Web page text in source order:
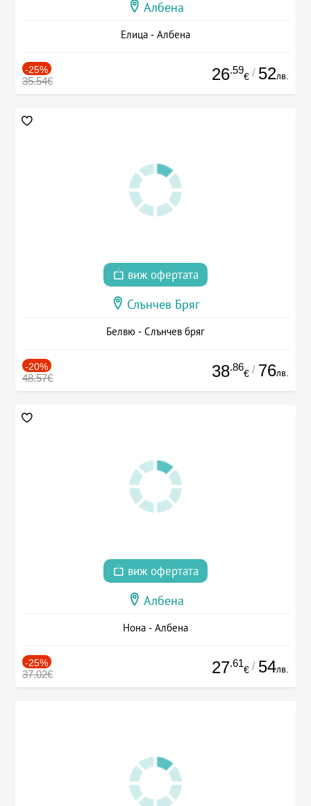
Албена
Елица - Албена
-25%
35.54€ 26.59
€ / 52лв.
виж офертата
Слънчев Бряг
Белвю - Слънчев бряг
-20%
48.57€ 38.86
€ / 76лв.
виж офертата
Албена
Нона - Албена
-25%
37.02€ 27.61
€ / 54лв.